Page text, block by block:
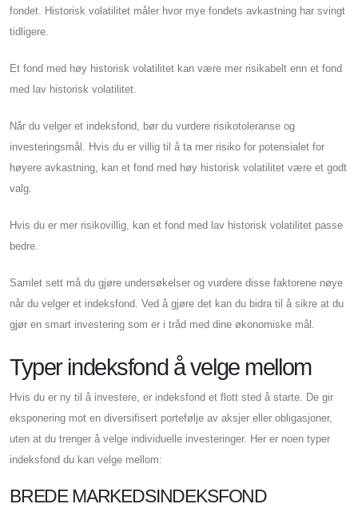
fondet. Historisk volatilitet måler hvor mye fondets avkastning har svingt
tidligere.
Et fond med høy historisk volatilitet kan være mer risikabelt enn et fond
med lav historisk volatilitet.
Når du velger et indeksfond, bør du vurdere risikotoleranse og
investeringsmål. Hvis du er villig til å ta mer risiko for potensialet for
høyere avkastning, kan et fond med høy historisk volatilitet være et godt
valg.
Hvis du er mer risikovillig, kan et fond med lav historisk volatilitet passe
bedre.
Samlet sett må du gjøre undersøkelser og vurdere disse faktorene nøye
når du velger et indeksfond. Ved å gjøre det kan du bidra til å sikre at du
gjør en smart investering som er i tråd med dine økonomiske mål.
Typer indeksfond å velge mellom
Hvis du er ny til å investere, er indeksfond et flott sted å starte. De gir
eksponering mot en diversifisert portefølje av aksjer eller obligasjoner,
uten at du trenger å velge individuelle investeringer. Her er noen typer
indeksfond du kan velge mellom:
BREDE MARKEDSINDEKSFOND